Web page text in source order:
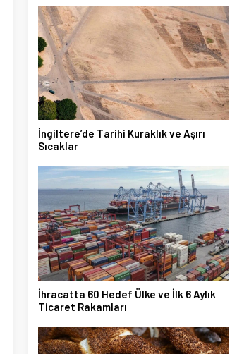
İngiltere’de Tarihi Kuraklık ve Aşırı
Sıcaklar
İhracatta 60 Hedef Ülke ve İlk 6 Aylık
Ticaret Rakamları